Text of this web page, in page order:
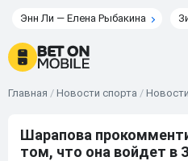
Энн Ли — Елена Рыбакина
Главная / Новости спорта /
Шарапова
том, что она войдет в